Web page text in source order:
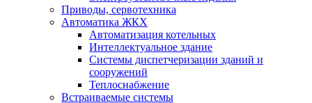
Приводы, сервотехника
Автоматика ЖКХ
Автоматизация котельных
Интеллектуальное здание
Системы диспетчеризации зданий и
сооружений
Теплоснабжение
Встраиваемые системы